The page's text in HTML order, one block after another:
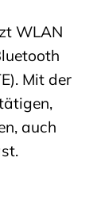
WLAN
Mit der
auch